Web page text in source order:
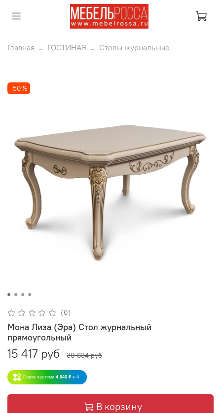
Главная ГОСТИНАЯ Столы журнальные
-50%
(0)
Мона Лиза (Эра) Стол журнальный
прямоугольный
15 417 руб 30 834 руб
Плати частями 4 046 ₽ x 4
В корзину